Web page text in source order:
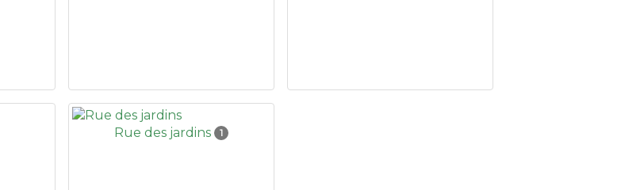
Rue des jardins 1